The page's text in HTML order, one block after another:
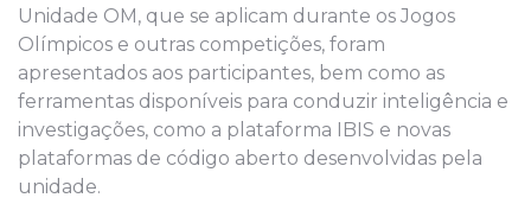
Unidade OM, que se aplicam durante os Jogos
Olímpicos e outras competições, foram
apresentados aos participantes, bem como as
ferramentas disponíveis para conduzir inteligência e
investigações, como a plataforma IBIS e novas
plataformas de código aberto desenvolvidas pela
unidade.